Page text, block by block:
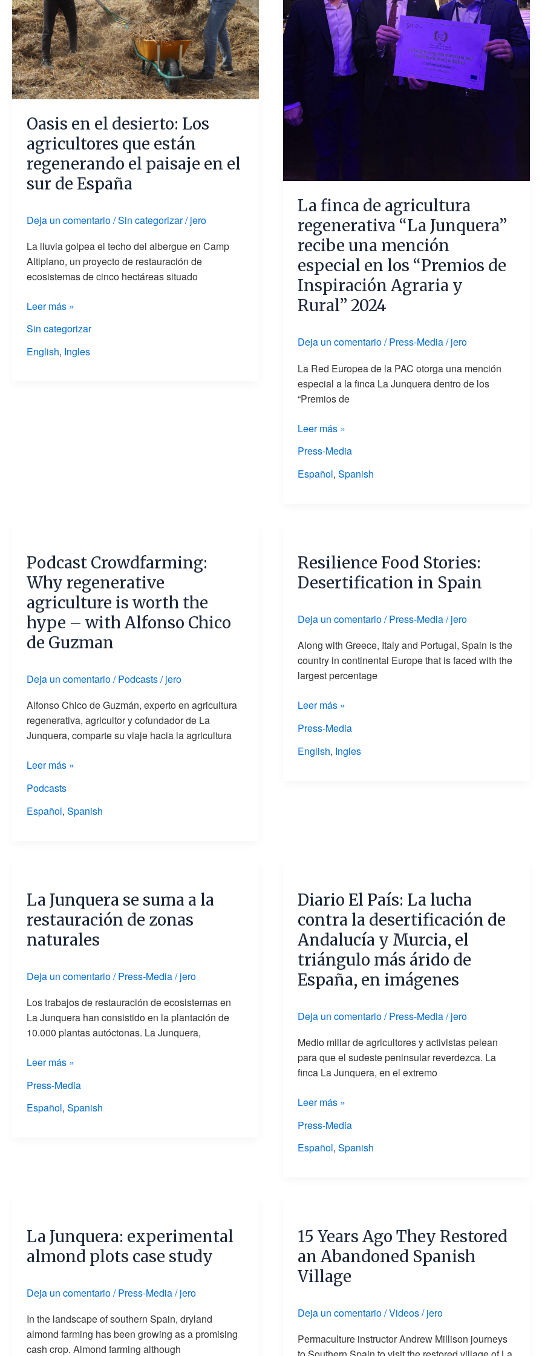
Oasis en el desierto: Los
agricultores que están
regenerando el paisaje en el
sur de España
Deja un comentario/Sin categorizar/jero
La lluvia golpea el techo del albergue en Camp
Altiplano, un proyecto de restauración de
ecosistemas de cinco hectáreas situado
paisaje
en
el
sur
de
España
Leer más »
Sin categorizar
English, Ingles
La finca de agricultura
regenerativa “La Junquera”
recibe una mención
especial en los “Premios de
Inspiración Agraria y
Rural” 2024
Deja un comentario/Press-Media/jero
La Red Europea de la PAC otorga una mención
especial a la finca La Junquera dentro de los
“Premios de
especial
“Premios
Inspiración
Agraria
y
Leer más »
Press-Media
Español, Spanish
Podcast Crowdfarming:
Why regenerative
agriculture is worth the
hype – with Alfonso Chico
de Guzman
Deja un comentario/Podcasts/jero
Alfonso Chico de Guzmán, experto en agricultura
regenerativa, agricultor y cofundador de La
Junquera, comparte su viaje hacia la agricultura
Why
regenerative
agriculture
is
worth
the
hype
with
Chico
de
Guzman
Leer más »
Podcasts
Español, Spanish
Resilience Food Stories:
Desertification in Spain
Deja un comentario/Press-Media/jero
Along with Greece, Italy and Portugal, Spain is the
country in continental Europe that is faced with the
largest percentage
Stories:
Desertification
in
Leer más »
Press-Media
English, Ingles
La Junquera se suma a la
restauración de zonas
naturales
Deja un comentario/Press-Media/jero
Los trabajos de restauración de ecosistemas en
La Junquera han consistido en la plantación de
10.000 plantas autóctonas. La Junquera,
se
suma
a
la
de
naturales
Leer más »
Press-Media
Español, Spanish
Diario El País: La lucha
contra la desertificación de
Andalucía y Murcia, el
triángulo más árido de
España, en imágenes
Deja un comentario/Press-Media/jero
Medio millar de agricultores y activistas pelean
para que el sudeste peninsular reverdezca. La
finca La Junquera, en el extremo
País:
lucha
contra
la
desertificación
de
y
el
triángulo
más
de
España,
imágenes
Leer más »
Press-Media
Español, Spanish
La Junquera: experimental
almond plots case study
Deja un comentario/Press-Media/jero
In the landscape of southern Spain, dryland
almond farming has been growing as a promising
cash crop. Almond farming although
experimental
almond
plots
study
15 Years Ago They Restored
an Abandoned Spanish
Village
Deja un comentario/Videos/jero
Permaculture instructor Andrew Millison journeys
Ago
Restored
an
Spanish